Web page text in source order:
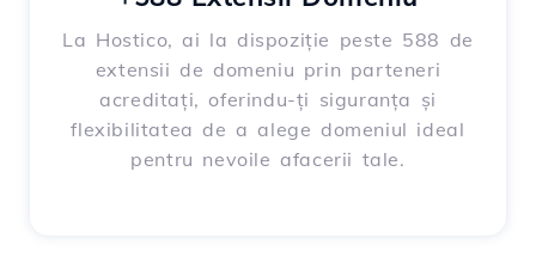
La Hostico, ai la dispoziție peste 588 de
extensii de domeniu prin parteneri
acreditați, oferindu-ți siguranța și
flexibilitatea de a alege domeniul ideal
pentru nevoile afacerii tale.